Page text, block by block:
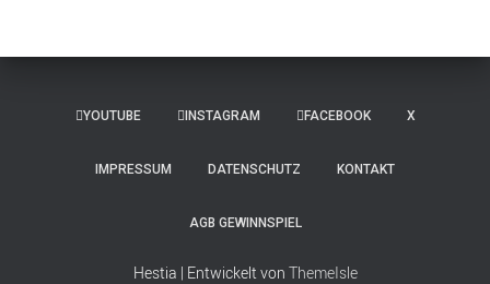
YOUTUBE INSTAGRAM FACEBOOK X
IMPRESSUM DATENSCHUTZ KONTAKT
AGB GEWINNSPIEL
Hestia | Entwickelt von ThemeIsle